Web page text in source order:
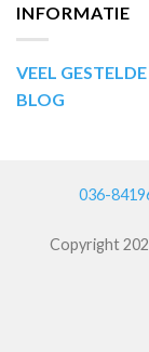
INFORMATIE
VEEL
BLOG
036-
Copyright